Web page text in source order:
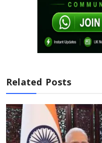
Related Posts